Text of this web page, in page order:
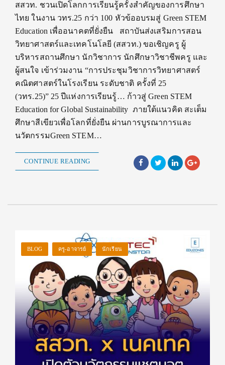
สสวท. ชวนเปิดโลกการเรียนรู้ครั้งสำคัญของการศึกษา
ไทย ในงาน วทร.25 กว่า 100 หัวข้ออบรมสู่ Green STEM
Education เพื่ออนาคตที่ยั่งยืน สถาบันส่งเสริมการสอน
วิทยาศาสตร์และเทคโนโลยี (สสวท.) ขอเชิญครู ผู้
บริหารสถานศึกษา นักวิชาการ นักศึกษาวิชาชีพครู และ
ผู้สนใจ เข้าร่วมงาน “การประชุมวิชาการวิทยาศาสตร์
คณิตศาสตร์ในโรงเรียน ระดับชาติ ครั้งที่ 25
(วทร.25)” 25 ปีแห่งการเรียนรู้… ก้าวสู่ Green STEM
Education for Global Sustainability ภายใต้แนวคิด สะเต็ม
ศึกษาสีเขียวเพื่อโลกที่ยั่งยืน ผ่านการบูรณาการและ
นวัตกรรมGreen STEM…
CONTINUE READING
BLOG ครู-อาจารย์ นักเรียน